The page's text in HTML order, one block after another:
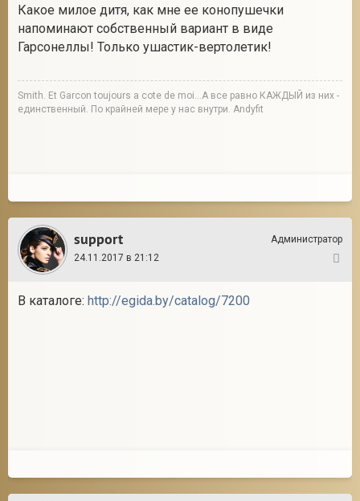
Какое милое дитя, как мне ее конопушечки
напоминают собственный вариант в виде
Гарсонеллы! Только ушастик-вертолетик!
Smith. Et Garcon toujours a cote de moi...А все равно КАЖДЫЙ из них -
единственный. По крайней мере у нас внутри. Andyfit
support
Администратор
24.11.2017 в 21:12
В каталоге: http://egida.by/catalog/7200